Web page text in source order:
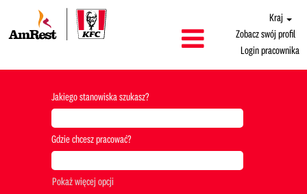
Kraj
Zobacz swój profil
Login pracownika
Jakiego stanowiska szukasz?
Gdzie chcesz pracować?
Pokaż więcej opcji